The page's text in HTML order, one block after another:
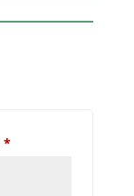
*Erforderlich